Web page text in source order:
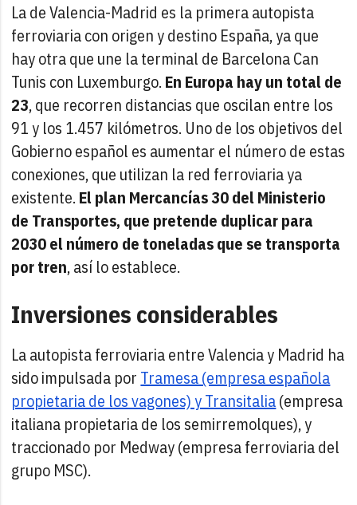
La de Valencia-Madrid es la primera autopista
ferroviaria con origen y destino España, ya que
hay otra que une la terminal de Barcelona Can
Tunis con Luxemburgo. En Europa hay un total de
23, que recorren distancias que oscilan entre los
91 y los 1.457 kilómetros. Uno de los objetivos del
Gobierno español es aumentar el número de estas
conexiones, que utilizan la red ferroviaria ya
existente. El plan Mercancías 30 del Ministerio
de Transportes, que pretende duplicar para
2030 el número de toneladas que se transporta
por tren, así lo establece.
Inversiones considerables
La autopista ferroviaria entre Valencia y Madrid ha
sido impulsada por Tramesa (empresa española
propietaria de los vagones) y Transitalia(empresa
italiana propietaria de los semirremolques), y
traccionado por Medway (empresa ferroviaria del
grupo MSC).